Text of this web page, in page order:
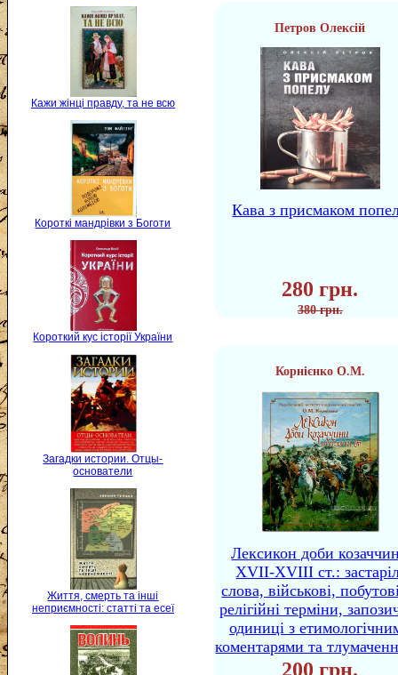
Кажи жінці правду, та не всю
Короткі мандрівки з Боготи
Короткий кус історії України
Загадки истории. Отцы-
основатели
Життя, смерть та інші
неприємності: статті та есеї
Петров Олексій
Кава з присмаком
280 грн.
380 грн.
Корнієнко О.М.
Лексикон доби
XVII-XVIII ст.:
слова, військові,
релігійні терміни,
одиниці з
коментарями та
200 грн.